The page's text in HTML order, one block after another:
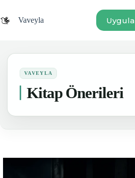
contentVaveyla
Kitap Önerileri